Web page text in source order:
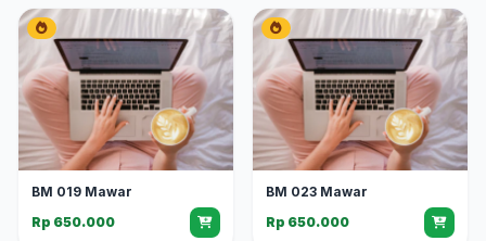
BM 019 Mawar
Rp 650.000
BM 023 Mawar
Rp 650.000